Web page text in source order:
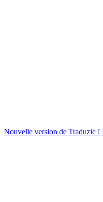
Nouvelle version de Traduzic !